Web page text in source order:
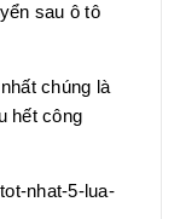
sau ô tô
chúng là
hết công